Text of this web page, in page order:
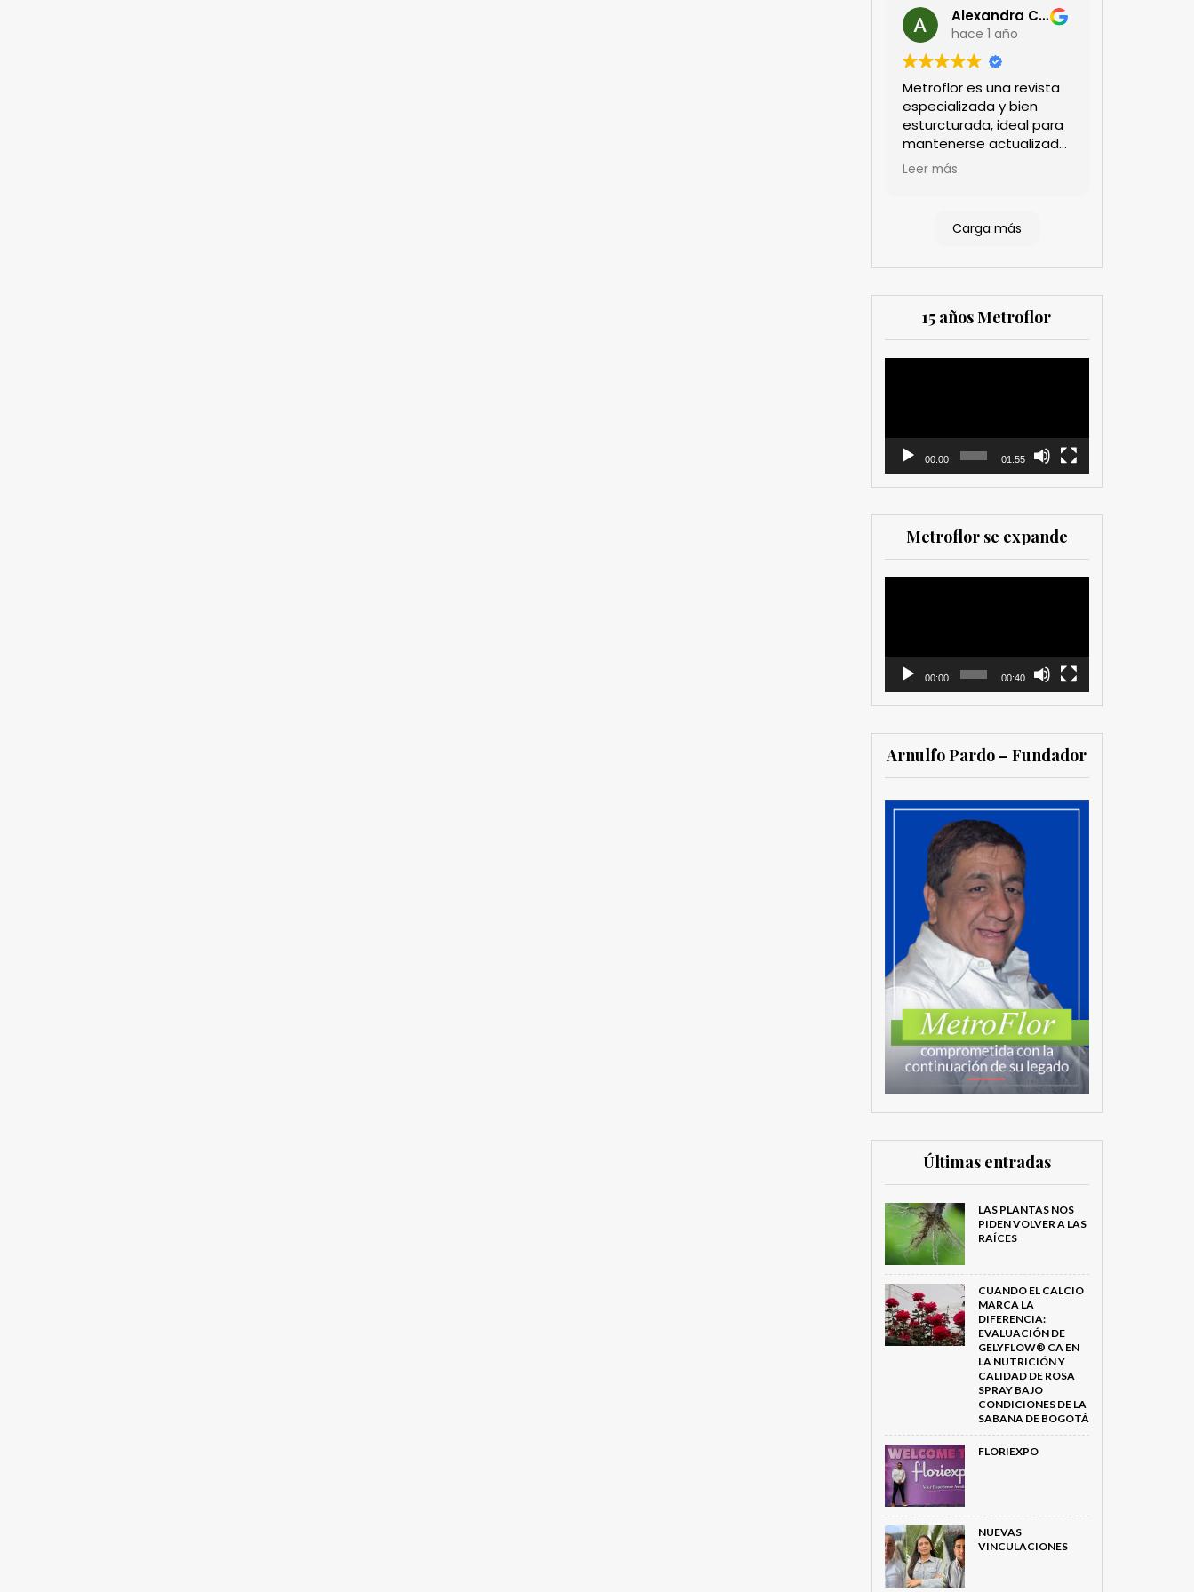
Alexandra Castillo
hace 1 año
Metroflor es una revista
especializada y bien
esturcturada, ideal para
mantenerse actualizado
en el sector floricultor.
estratégica, las
sector así como los
cubrimientos de los
eventos sociales de las
compañías. Es una
que trabajan en el sector
Leer más
Carga más
15 años Metroflor
00:00 01:55
Metroflor se expande
00:00 00:40
Arnulfo Pardo – Fundador
Últimas entradas
LAS PLANTAS NOS
PIDEN VOLVER A LAS
RAÍCES
CUANDO EL CALCIO
MARCA LA
DIFERENCIA:
EVALUACIÓN DE
GELYFLOW® CA EN
LA NUTRICIÓN Y
CALIDAD DE ROSA
SPRAY BAJO
CONDICIONES DE LA
SABANA DE BOGOTÁ
FLORIEXPO
NUEVAS
VINCULACIONES